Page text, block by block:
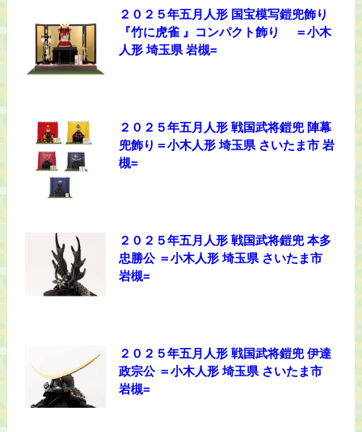
２０２５年五月人形 国宝模写鎧兜飾り
『竹に虎雀 』コンパクト飾り ＝小木
人形 埼玉県 岩槻=
２０２５年五月人形 戦国武将鎧兜 陣幕
兜飾り＝小木人形 埼玉県 さいたま市 岩
槻=
２０２５年五月人形 戦国武将鎧兜 本多
忠勝公 ＝小木人形 埼玉県 さいたま市
岩槻=
２０２５年五月人形 戦国武将鎧兜 伊達
政宗公 ＝小木人形 埼玉県 さいたま市
岩槻=